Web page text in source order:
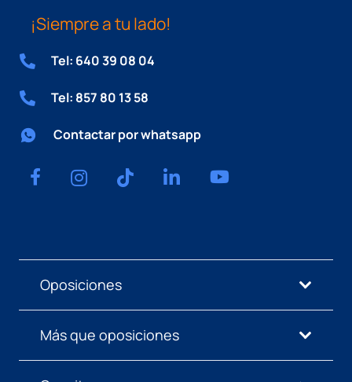
¡Siempre a tu lado!
Tel: 640 39 08 04
Tel: 857 80 13 58
Contactar por whatsapp
Oposiciones
Más que oposiciones